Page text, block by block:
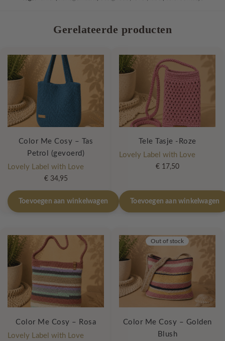
Gerelateerde producten
Color Me Cosy – Tas
Petrol (gevoerd)
Lovely Label with Love
€34,95
Toevoegen aan winkelwagen
Tele Tasje -Roze
Lovely Label with Love
€17,50
Toevoegen aan winkelwagen
Color Me Cosy – Rosa
Lovely Label with Love
Out of stock
Color Me Cosy – Golden
Blush